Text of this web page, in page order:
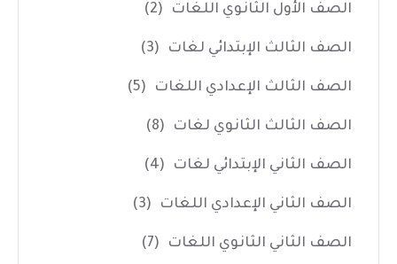
الصف الأول الثانوي اللغات (2)
الصف الثالث الإبتدائي لغات (3)
الصف الثالث الإعدادي اللغات (5)
الصف الثالث الثانوي لغات (8)
الصف الثاني الإبتدائي لغات (4)
الصف الثاني الإعدادي اللغات (3)
الصف الثاني الثانوي اللغات (7)